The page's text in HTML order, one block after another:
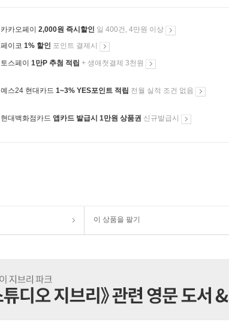
카카오페이 2,000원 즉시할인 일 400건, 4만원 이상
페이코 1% 할인 포인트 결제시
토스페이 1만P 추첨 적립 + 생애첫결제 3천원
예스24 현대카드 1~3% YES포인트 적립 전월 실적 조건 없음
현대백화점카드 앱카드 발급시 1만원 상품권 신규발급시
이 상품을 팔기